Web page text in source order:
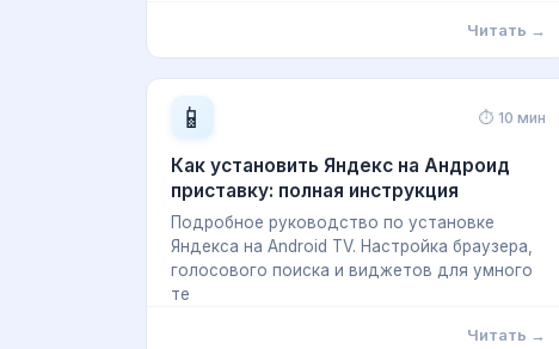
Читать →
📱 ⏱ 10 мин
Как установить Яндекс на Андроид
приставку: полная инструкция
Подробное руководство по установке
Яндекса на Android TV. Настройка браузера,
голосового поиска и виджетов для умного
те
Читать →